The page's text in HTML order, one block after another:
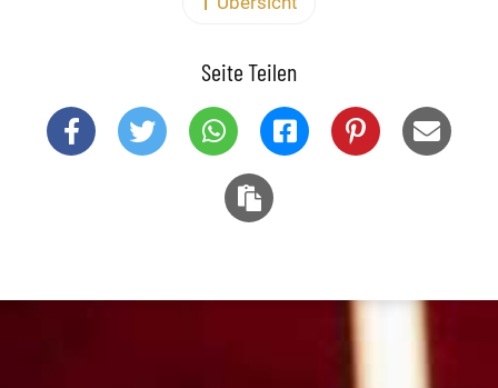
Seite Teilen